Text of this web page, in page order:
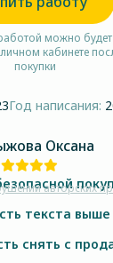
можно будет
кабинете
покупки
Год написания:
Оксана
авторских
текста выше
снять с